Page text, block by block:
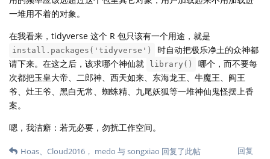
一堆用不着的对象。
在我看来，tidyverse 这个 R 包只该有一个用途，就是
install.packages('tidyverse')
时自动把极乐净土的众神都
请下来。在这之后，该求哪个神仙就
library()
哪个，而不要每
次都把玉皇大帝、二郎神、西天如来、东海龙王、牛魔王、阎王
爷、灶王爷、黑白无常、蜘蛛精、九尾妖狐等一堆神仙鬼怪摆上香
案。
嗯，我洁癖：若无必要，勿扰工作空间。
回复
Hoas、 Cloud2016 ， medo 与songxiao 回复了此帖